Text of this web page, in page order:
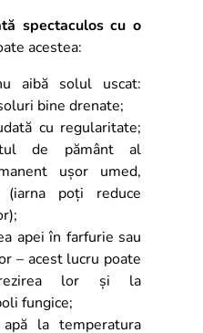
spectaculos cu o
acestea:
aibă solul uscat:
bine drenate;
cu regularitate;
de pământ al
ușor umed,
poți reduce
apei în farfurie sau
– acest lucru poate
lor și la
fungice;
la temperatura